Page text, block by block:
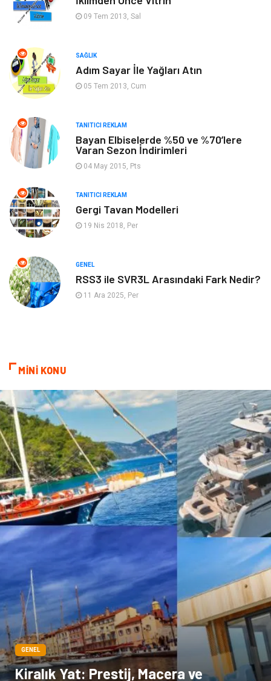
Tatil
Ev İşleri Organizasyon
Sigorta Aksesuar
Mobilya
Bebek Giyim
Doğal Enerji Kaynakları
09 Tem 2013, Sal
SAĞLIK
Adım Sayar İle Yağları Atın
05 Tem 2013, Cum
TANITICI REKLAM
Bayan Elbiselerde %50 ve %70’lere
Varan Sezon İndirimleri
04 May 2015, Pts
TANITICI REKLAM
Gergi Tavan Modelleri
19 Nis 2018, Per
GENEL
RSS3 ile SVR3L Arasındaki Fark Nedir?
11 Ara 2025, Per
MİNİ KONU
GENEL
Kiralık Yat: Prestij, Macera ve